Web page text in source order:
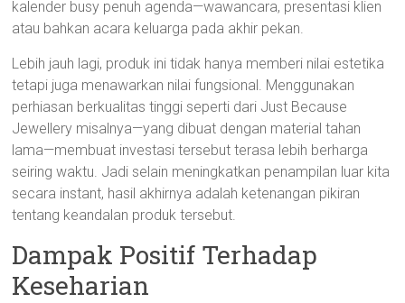
kalender busy penuh agenda—wawancara, presentasi klien
atau bahkan acara keluarga pada akhir pekan.
Lebih jauh lagi, produk ini tidak hanya memberi nilai estetika
tetapi juga menawarkan nilai fungsional. Menggunakan
perhiasan berkualitas tinggi seperti dari Just Because
Jewellery misalnya—yang dibuat dengan material tahan
lama—membuat investasi tersebut terasa lebih berharga
seiring waktu. Jadi selain meningkatkan penampilan luar kita
secara instant, hasil akhirnya adalah ketenangan pikiran
tentang keandalan produk tersebut.
Dampak Positif Terhadap
Keseharian